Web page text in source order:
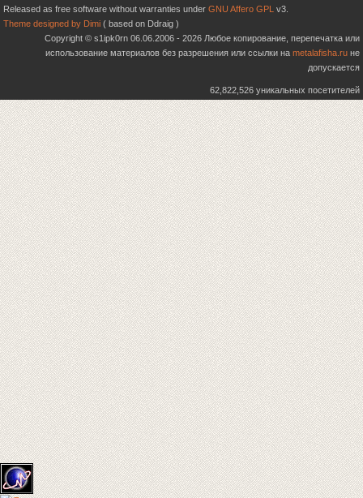
Released as free software without warranties under GNU Affero GPL v3.
Theme designed by Dimi ( based on Ddraig )
Copyright © s1ipk0rn 06.06.2006 - 2026 Любое копирование, перепечатка или
использование материалов без разрешения или ссылки на metalafisha.ru не
допускается
62,822,526 уникальных посетителей